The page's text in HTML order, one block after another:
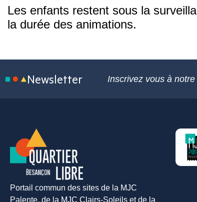
Les enfants restent sous la
la durée des animations.
Newsletter Inscrivez vous à
Portail commun des sites de la MJC
Palente, de la MJC Clairs-Soleils et de la